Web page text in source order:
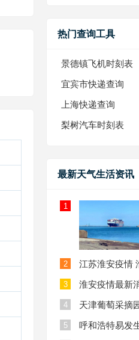
热门查询工具
景德镇飞机时刻表
宜宾市快递查询
上海快递查询
梨树汽车时刻表
最新天气生活资讯
1
2 江苏淮安疫情
3 淮安疫情最新
4 天津葡萄采摘
5 呼和浩特易发